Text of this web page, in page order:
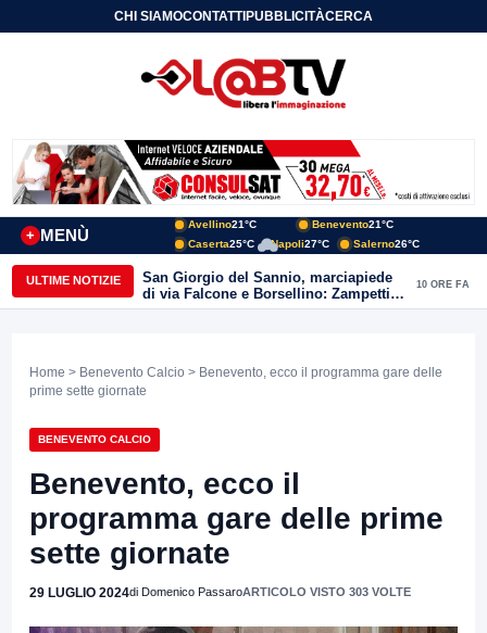
CHI SIAMOCONTATTIPUBBLICITÀCERCA
MENÙ
+
Avellino21°C Benevento21°C
Caserta25°C Napoli27°C Salerno26°C
ULTIME NOTIZIE
San Giorgio del Sannio, marciapiede
di via Falcone e Borsellino: Zampetti e
Lombardi replicano alle polemiche
10 ORE FA
Home > Benevento Calcio > Benevento, ecco il programma gare delle
prime sette giornate
BENEVENTO CALCIO
Benevento, ecco il
programma gare delle prime
sette giornate
29 LUGLIO 2024di Domenico PassaroARTICOLO VISTO 303 VOLTE